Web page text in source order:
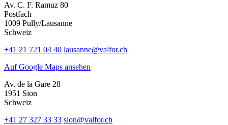
Av. C. F. Ramuz 80
Postfach
1009 Pully/Lausanne
Schweiz
+41 21 721 04 40 lausanne@valfor.ch
Auf Google Maps ansehen
Av. de la Gare 28
1951 Sion
Schweiz
+41 27 327 33 33 sion@valfor.ch